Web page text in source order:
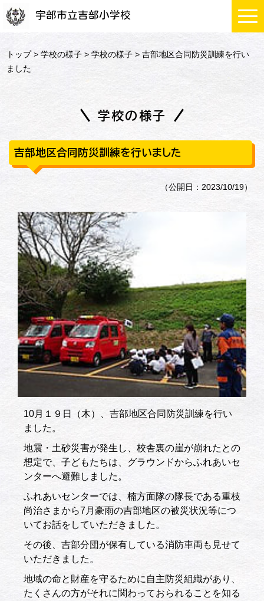
宇部市立吉部小学校
トップ>学校の様子 >学校の様子 > 吉部地区合同防災訓練を行い
ました
学校の様子
吉部地区合同防災訓練を行いました
（公開日：2023/10/19）
10月１９日（木）、吉部地区合同防災訓練を行い
ました。
地震・土砂災害が発生し、校舎裏の崖が崩れたとの
想定で、子どもたちは、グラウンドからふれあいセ
ンターへ避難しました。
ふれあいセンターでは、楠方面隊の隊長である重枝
尚治さまから7月豪雨の吉部地区の被災状況等につ
いてお話をしていただきました。
その後、吉部分団が保有している消防車両も見せて
いただきました。
地域の命と財産を守るために自主防災組織があり、
たくさんの方がそれに関わっておられることを知る